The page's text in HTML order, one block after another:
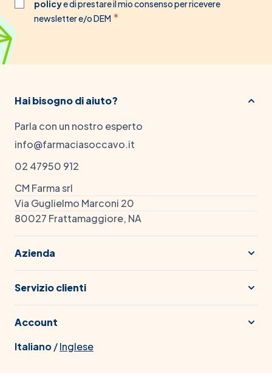
policye di prestare il mio consenso per ricevere
newsletter e/o DEM
Hai bisogno di aiuto?
Parla con un nostro esperto
info@farmaciasoccavo.it
02 47950 912
CM Farma srl
Via Guglielmo Marconi 20
80027 Frattamaggiore, NA
Azienda
Servizio clienti
Account
Italiano/Inglese